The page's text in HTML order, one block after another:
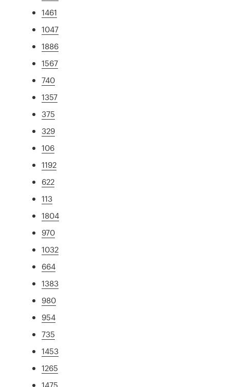
1461
1047
1886
1567
740
1357
375
329
106
1192
622
113
1804
970
1032
664
1383
980
954
735
1453
1265
1475